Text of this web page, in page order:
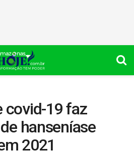
covid-19 faz
hanseníase
2021